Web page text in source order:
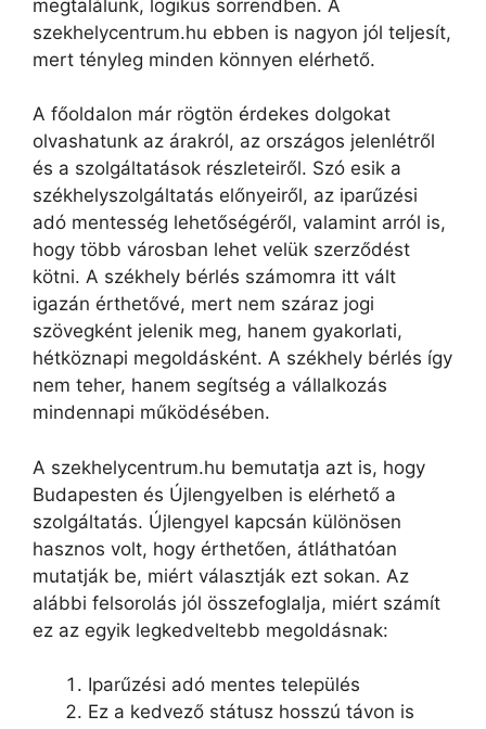
megtalálunk, logikus sorrendben. A
szekhelycentrum.hu ebben is nagyon jól teljesít,
mert tényleg minden könnyen elérhető.
A főoldalon már rögtön érdekes dolgokat
olvashatunk az árakról, az országos jelenlétről
és a szolgáltatások részleteiről. Szó esik a
székhelyszolgáltatás előnyeiről, az iparűzési
adó mentesség lehetőségéről, valamint arról is,
hogy több városban lehet velük szerződést
kötni. A székhely bérlés számomra itt vált
igazán érthetővé, mert nem száraz jogi
szövegként jelenik meg, hanem gyakorlati,
hétköznapi megoldásként. A székhely bérlés így
nem teher, hanem segítség a vállalkozás
mindennapi működésében.
A szekhelycentrum.hu bemutatja azt is, hogy
Budapesten és Újlengyelben is elérhető a
szolgáltatás. Újlengyel kapcsán különösen
hasznos volt, hogy érthetően, átláthatóan
mutatják be, miért választják ezt sokan. Az
alábbi felsorolás jól összefoglalja, miért számít
ez az egyik legkedveltebb megoldásnak:
Iparűzési adó mentes település
Ez a kedvező státusz hosszú távon is